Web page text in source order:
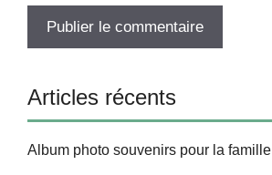
Articles récents
Album photo souvenirs pour la famille